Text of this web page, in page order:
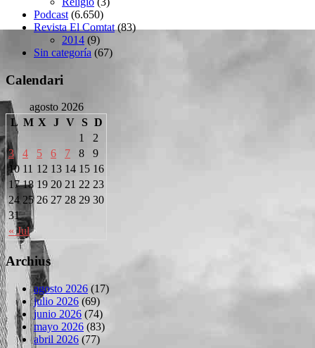
Podcast (6.650)
Revista El Comtat(83)
2014 (9)
Sin categoría (67)
Calendari
agosto 2026
L M X J V S D
« Jul
1
2
3
4 5 6 7 8
9
10 11 12 13 14 15 16
17 18 19 20 21 22 23
24 25 26 27 28 29 30
31
Archius
agosto 2026 (17)
julio 2026 (69)
junio 2026 (74)
mayo 2026 (83)
abril 2026 (77)